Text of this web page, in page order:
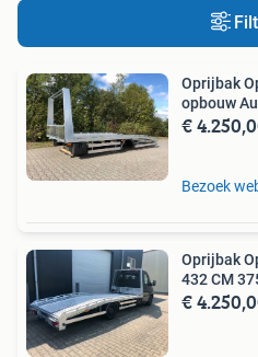
Oprijbak
opbouw
€
Bezoek
Oprijbak
432 CM
€